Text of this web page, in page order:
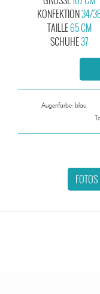
KONFEKTION34/
TAILLE65 CM
SCHUHE37
Augenfarbe: blau
FOTOS